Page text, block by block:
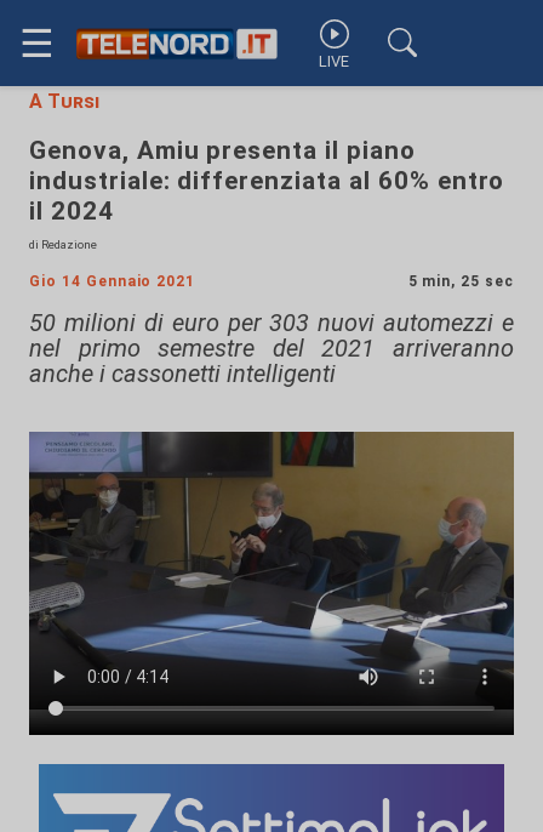
☰ LIVE
A Tursi
Genova, Amiu presenta il piano
industriale: differenziata al 60% entro
il 2024
di Redazione
Gio 14 Gennaio 2021 5 min, 25 sec
50 milioni di euro per 303 nuovi automezzi e
nel primo semestre del 2021 arriveranno
anche i cassonetti intelligenti